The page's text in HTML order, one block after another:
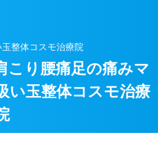
整体コスモ治療院
こり腰痛足の痛みマ
い玉整体コスモ治療